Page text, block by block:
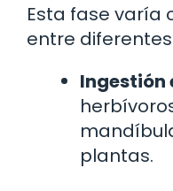
Esta fase varía
entre
Ingestión
plantas.